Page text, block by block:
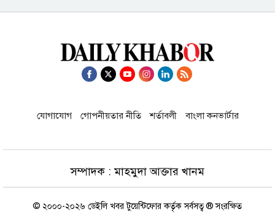
দেশ গঠনে আলেম-ওলামাদের সঙ্গে নিয়ে
কাজ করতে চাই: প্রধানমন্ত্রী
দেশের রিজার্ভ বেড়ে এখন ৩৬ দশমিক ৮৬
বিলিয়ন ডলার
যোগাযোগ গোপনীয়তার নীতি শর্তাবলী বাংলা কনভার্টার
সম্পাদক : মাহমুদা আক্তার খানম
© ২০০০-২০২৬ ডেইলি খবর টুয়েন্টিফোর কর্তৃক সর্বসত্ব ® সংরক্ষিত